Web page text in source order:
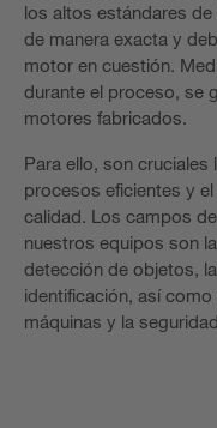
los altos estándares
de manera exacta y
motor en cuestión.
durante el proceso, se
motores fabricados.
Para ello, son
procesos eficientes y
calidad. Los campos
nuestros equipos son
detección de objetos,
identificación, así
máquinas y la